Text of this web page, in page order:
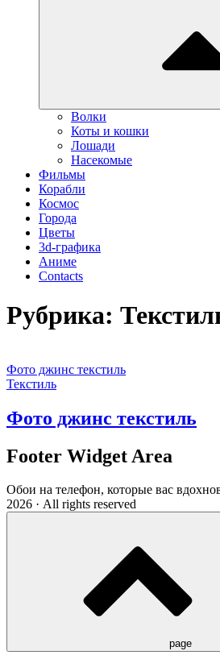
Волки
Коты и кошки
Лошади
Насекомые
Фильмы
Корабли
Космос
Города
Цветы
3d-графика
Аниме
Contacts
Рубрика:
Фото джинс текстиль
Текстиль
Фото джинс текстиль
Footer Widget Area
Обои на телефон, которые вас
2026 · All rights reserved
page